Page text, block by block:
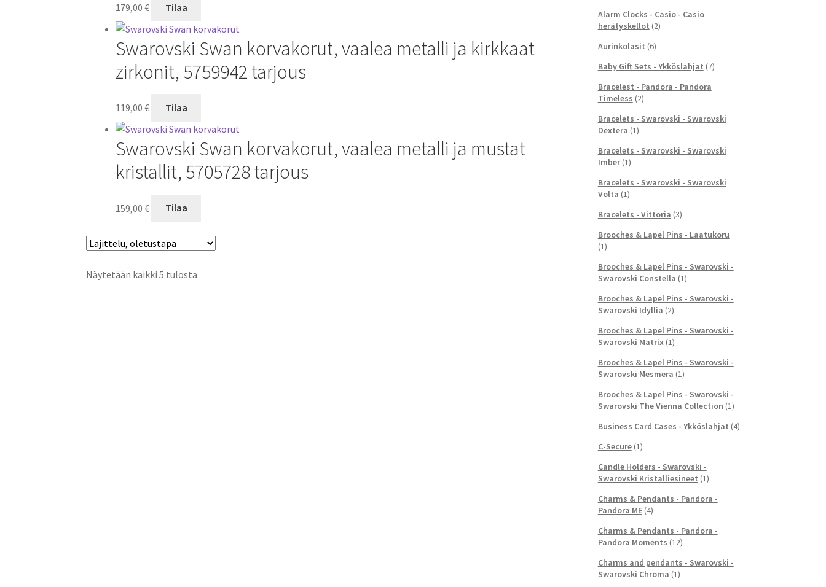
179,00€ Tilaa
Swarovski Swan korvakorut, vaalea metalli ja kirkkaat
zirkonit, 5759942 tarjous
119,00€ Tilaa
Swarovski Swan korvakorut, vaalea metalli ja mustat
kristallit, 5705728 tarjous
159,00€ Tilaa
Näytetään kaikki 5 tulosta
Alarm Clocks - Casio - Casio
herätyskellot (2)
Aurinkolasit (6)
Baby Gift Sets - Ykköslahjat (7)
Bracelest - Pandora - Pandora
Timeless (2)
Bracelets - Swarovski - Swarovski
Dextera (1)
Bracelets - Swarovski - Swarovski
Imber (1)
Bracelets - Swarovski - Swarovski
Volta (1)
Bracelets - Vittoria (3)
Brooches & Lapel Pins - Laatukoru
(1)
Brooches & Lapel Pins - Swarovski -
Swarovski Constella (1)
Brooches & Lapel Pins - Swarovski -
Swarovski Idyllia (2)
Brooches & Lapel Pins - Swarovski -
Swarovski Matrix (1)
Brooches & Lapel Pins - Swarovski -
Swarovski Mesmera (1)
Brooches & Lapel Pins - Swarovski -
Swarovski The Vienna Collection (1)
Business Card Cases - Ykköslahjat (4)
C-Secure (1)
Candle Holders - Swarovski -
Swarovski Kristalliesineet (1)
Charms & Pendants - Pandora -
Pandora ME (4)
Charms & Pendants - Pandora -
Pandora Moments (12)
Charms and pendants - Swarovski -
Swarovski Chroma (1)